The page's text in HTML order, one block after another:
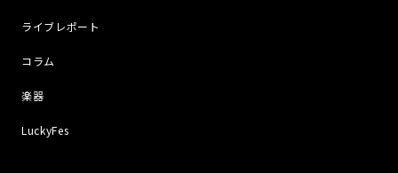
ライブレポート
コラム
楽器
LuckyFes